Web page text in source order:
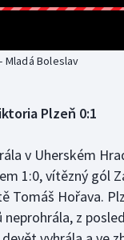
Mladá Boleslav
Plzeň 0:1
v Uherském
1:0, vítězný gól
Tomáš Hořava.
neprohrála, z